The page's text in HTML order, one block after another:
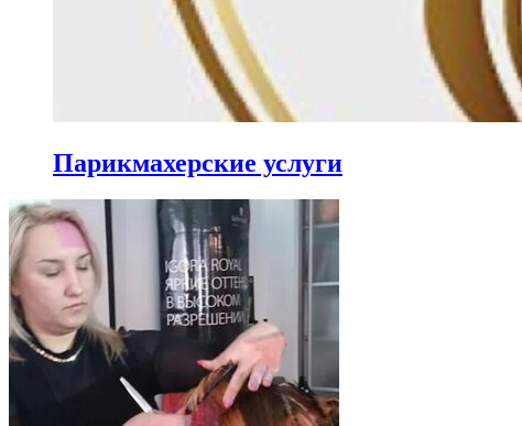
Парикмахерские услуги